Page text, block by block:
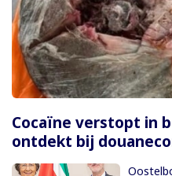
Cocaïne verstopt in
ontdekt bij